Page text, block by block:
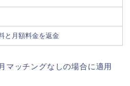
と月額料金を返金
マッチングなしの場合に適用